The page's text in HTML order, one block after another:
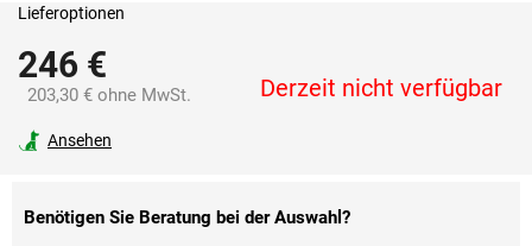
246 €
203,30 € ohne MwSt. Derzeit nicht verfügbar
Lieferoptionen
Ansehen
Benötigen Sie Beratung bei der Auswahl?